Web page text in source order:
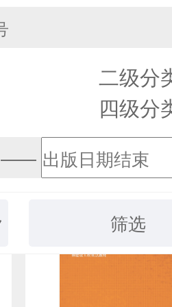
二级分
四级分
——
筛选